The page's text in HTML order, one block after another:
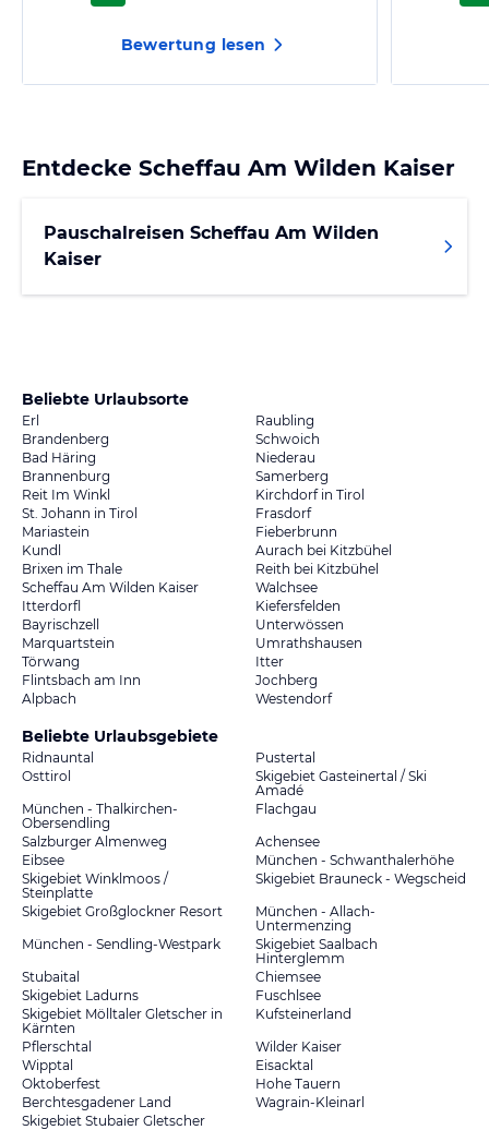
Bewertung lesen
Entdecke Scheffau Am Wilden Kaiser
Pauschalreisen Scheffau Am Wilden
Kaiser
Beliebte Urlaubsorte
Erl
Raubling
Brandenberg
Schwoich
Bad Häring
Niederau
Brannenburg
Samerberg
Reit Im Winkl
Kirchdorf in Tirol
St. Johann in Tirol
Frasdorf
Mariastein
Fieberbrunn
Kundl
Aurach bei Kitzbühel
Brixen im Thale
Reith bei Kitzbühel
Scheffau Am Wilden Kaiser
Walchsee
Itterdorfl
Kiefersfelden
Bayrischzell
Unterwössen
Marquartstein
Umrathshausen
Törwang
Itter
Flintsbach am Inn
Jochberg
Alpbach
Westendorf
Beliebte Urlaubsgebiete
Ridnauntal
Pustertal
Osttirol
Skigebiet Gasteinertal / Ski
Amadé
München - Thalkirchen-
Obersendling
Flachgau
Salzburger Almenweg
Achensee
Eibsee
München - Schwanthalerhöhe
Skigebiet Winklmoos /
Steinplatte
Skigebiet Brauneck - Wegscheid
Skigebiet Großglockner Resort
München - Allach-
Untermenzing
München - Sendling-Westpark
Skigebiet Saalbach
Hinterglemm
Stubaital
Chiemsee
Skigebiet Ladurns
Fuschlsee
Skigebiet Mölltaler Gletscher in
Kärnten
Kufsteinerland
Pflerschtal
Wilder Kaiser
Wipptal
Eisacktal
Oktoberfest
Hohe Tauern
Berchtesgadener Land
Wagrain-Kleinarl
Skigebiet Stubaier Gletscher